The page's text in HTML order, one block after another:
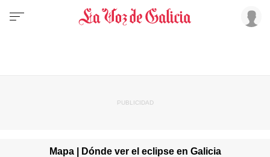
Mapa | Dónde ver el eclipse en Galicia